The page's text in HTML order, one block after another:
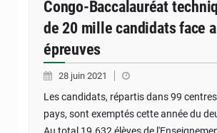
Congo-Baccalauréat
de 20 mille candidats face
épreuves
28 juin 2021
Les candidats, répartis dans 99
pays, sont exemptés cette année du
Au total 19.632 élèves de